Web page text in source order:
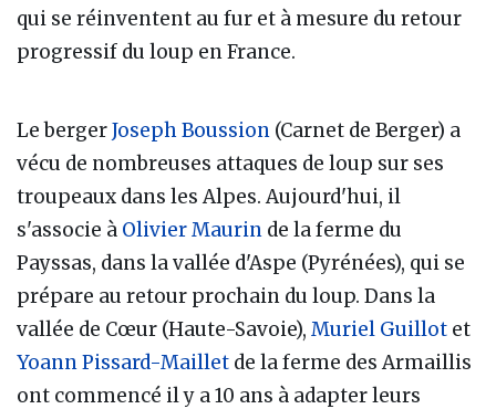
qui se réinventent au fur et à mesure du retour
progressif du loup en France.
Le bergerJoseph Boussion (Carnet de Berger) a
vécu de nombreuses attaques de loup sur ses
troupeaux dans les Alpes. Aujourd'hui, il
s'associe à Olivier Maurin de la ferme du
Payssas, dans la vallée d'Aspe (Pyrénées), qui se
prépare au retour prochain du loup. Dans la
vallée de Cœur (Haute-Savoie), Muriel Guillot et
Yoann Pissard-Maillet de la ferme des Armaillis
ont commencé il y a 10 ans à adapter leurs